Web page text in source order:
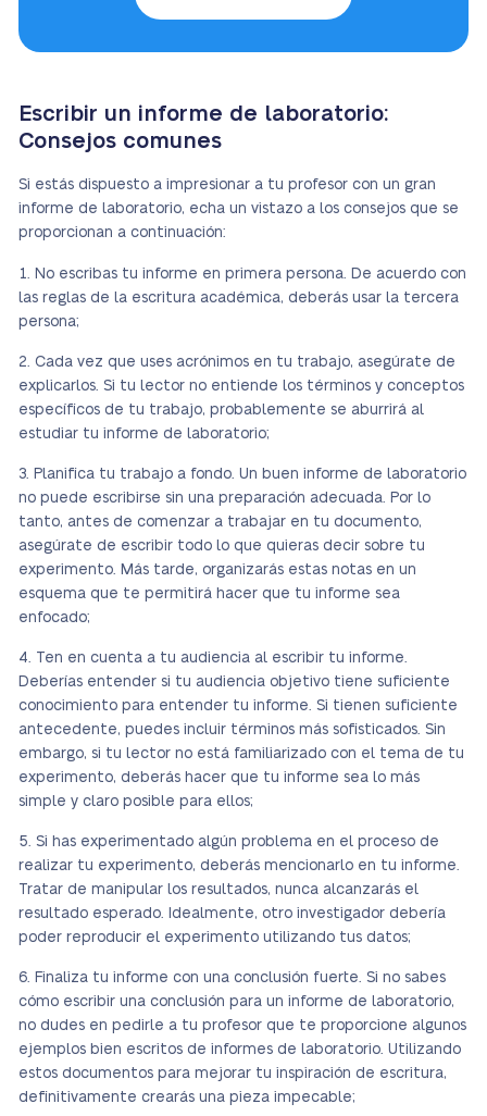
Escribir un informe de laboratorio:
Consejos comunes
Si estás dispuesto a impresionar a tu profesor con un gran
informe de laboratorio, echa un vistazo a los consejos que se
proporcionan a continuación:
No escribas tu informe en primera persona. De acuerdo con
las reglas de la escritura académica, deberás usar la tercera
persona;
Cada vez que uses acrónimos en tu trabajo, asegúrate de
explicarlos. Si tu lector no entiende los términos y conceptos
específicos de tu trabajo, probablemente se aburrirá al
estudiar tu informe de laboratorio;
Planifica tu trabajo a fondo. Un buen informe de laboratorio
no puede escribirse sin una preparación adecuada. Por lo
tanto, antes de comenzar a trabajar en tu documento,
asegúrate de escribir todo lo que quieras decir sobre tu
experimento. Más tarde, organizarás estas notas en un
esquema que te permitirá hacer que tu informe sea
enfocado;
Ten en cuenta a tu audiencia al escribir tu informe.
Deberías entender si tu audiencia objetivo tiene suficiente
conocimiento para entender tu informe. Si tienen suficiente
antecedente, puedes incluir términos más sofisticados. Sin
embargo, si tu lector no está familiarizado con el tema de tu
experimento, deberás hacer que tu informe sea lo más
simple y claro posible para ellos;
Si has experimentado algún problema en el proceso de
realizar tu experimento, deberás mencionarlo en tu informe.
Tratar de manipular los resultados, nunca alcanzarás el
resultado esperado. Idealmente, otro investigador debería
poder reproducir el experimento utilizando tus datos;
Finaliza tu informe con una conclusión fuerte. Si no sabes
cómo escribir una conclusión para un informe de laboratorio,
no dudes en pedirle a tu profesor que te proporcione algunos
ejemplos bien escritos de informes de laboratorio. Utilizando
estos documentos para mejorar tu inspiración de escritura,
definitivamente crearás una pieza impecable;